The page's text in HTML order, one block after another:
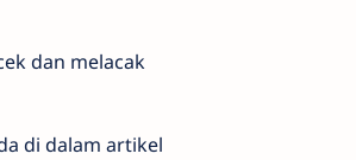
dan melacak
di dalam artikel